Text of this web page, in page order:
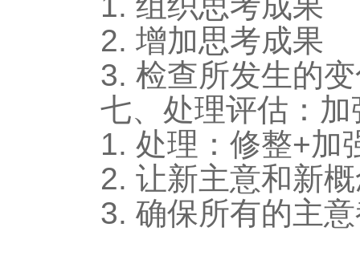
2. 增加思考成果
3. 检查所发生的
七、处理评估：
1. 处理：修整+加
2. 让新主意和新
3. 确保所有的主